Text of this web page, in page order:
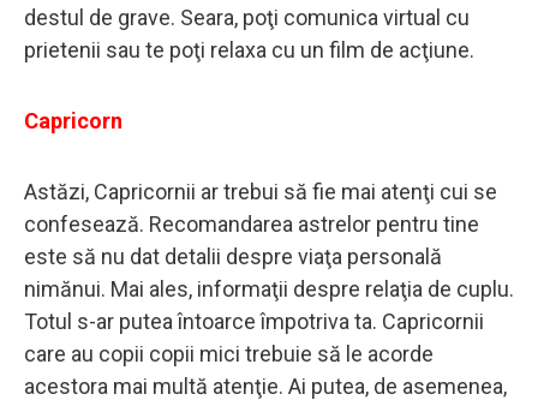
destul de grave. Seara, poţi comunica virtual cu
prietenii sau te poţi relaxa cu un film de acţiune.
Capricorn
Astăzi, Capricornii ar trebui să fie mai atenţi cui se
confesează. Recomandarea astrelor pentru tine
este să nu dat detalii despre viaţa personală
nimănui. Mai ales, informaţii despre relaţia de cuplu.
Totul s-ar putea întoarce împotriva ta. Capricornii
care au copii copii mici trebuie să le acorde
acestora mai multă atenţie. Ai putea, de asemenea,